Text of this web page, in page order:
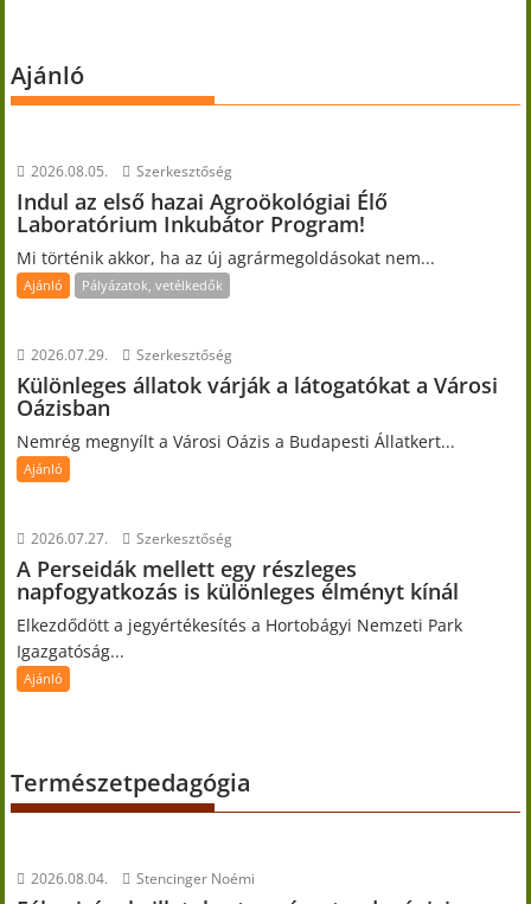
Ajánló
2026.08.05. Szerkesztőség
Indul az első hazai Agroökológiai Élő
Laboratórium Inkubátor Program!
Mi történik akkor, ha az új agrármegoldásokat nem...
Ajánló Pályázatok, vetélkedők
2026.07.29. Szerkesztőség
Különleges állatok várják a látogatókat a Városi
Oázisban
Nemrég megnyílt a Városi Oázis a Budapesti Állatkert...
Ajánló
2026.07.27. Szerkesztőség
A Perseidák mellett egy részleges
napfogyatkozás is különleges élményt kínál
Elkezdődött a jegyértékesítés a Hortobágyi Nemzeti Park
Igazgatóság...
Ajánló
Természetpedagógia
2026.08.04. Stencinger Noémi